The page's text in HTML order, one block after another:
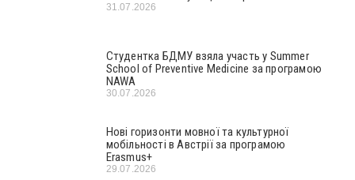
31.07.2026
Студентка БДМУ взяла участь у Summer
School of Preventive Medicine за програмою
NAWA
30.07.2026
Нові горизонти мовної та культурної
мобільності в Австрії за програмою
Erasmus+
29.07.2026